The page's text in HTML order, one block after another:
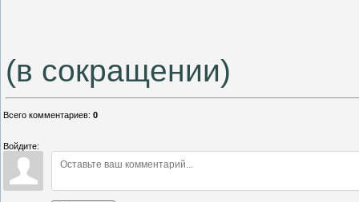
(в сокращении)
Всего комментариев: 0
Войдите: